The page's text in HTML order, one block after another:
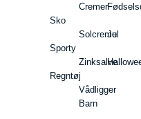
Sko
Sporty
Regntøj
Cremer
Solcreme
Zinksalve
Vådligger
Barn
Jul